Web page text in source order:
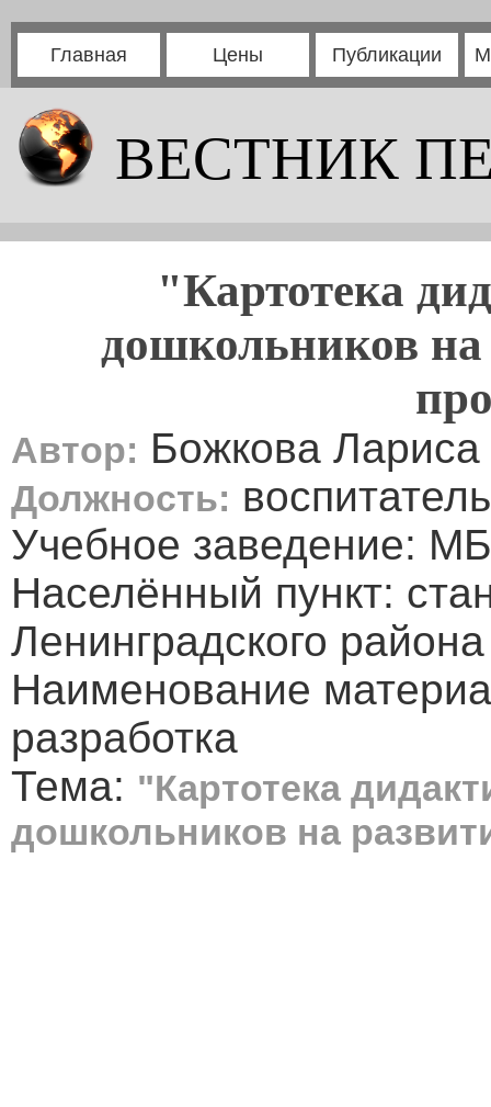
Главная Цены Публикации
ВЕСТНИК
"Картотека
дошкольников на
Автор: Божкова
Должность: воспитатель
Учебное заведение:
Населённый пункт:
Ленинградского
Наименование
разработка
Тема: "Картотека
дошкольников на